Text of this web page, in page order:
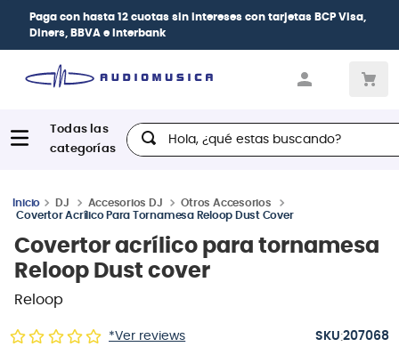
Paga con hasta 12 cuotas sin intereses con tarjetas BCP Visa,
Diners, BBVA e Interbank
Hola, ¿qué estas buscando?
DJ Accesorios DJ
Otros Accesorios
Covertor Acrílico Para Tornamesa Reloop Dust Cover
Covertor acrílico para tornamesa
Reloop Dust cover
Reloop
*Ver reviews :207068